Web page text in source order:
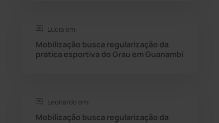
Sudoeste Baiano
Tanhaçu (425)
Lúcia em:
Mobilização busca regularização da
prática esportiva do Grau em Guanambi
Leonardo em:
Mobilização busca regularização da